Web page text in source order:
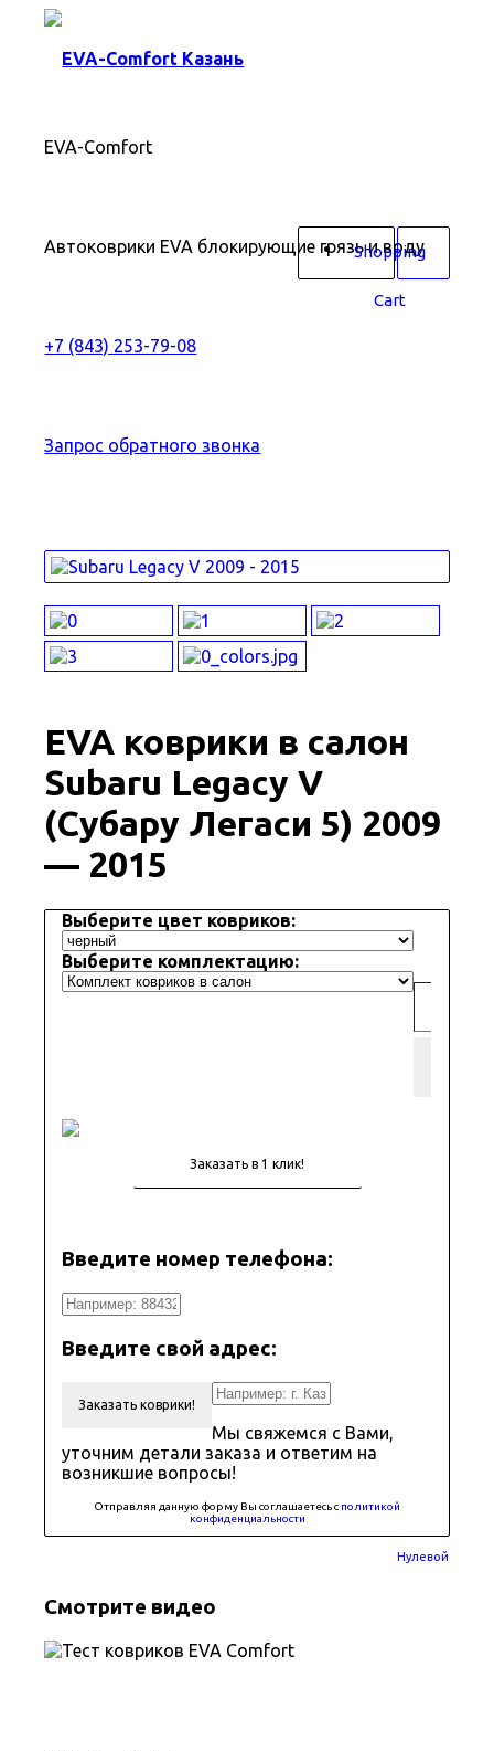
Shopping
Cart
EVA-Comfort
Автоковрики EVA блокирующие грязь и воду
+7 (843) 253-79-08
Запрос обратного звонка
EVA коврики в салон
Subaru Legacy V
(Субару Легаси 5) 2009
— 2015
Выберите цвет ковриков:
Выберите комплектацию:
Нулевой
Введите номер телефона:
Введите свой адрес:
Заказать коврики!
Мы свяжемся с Вами,
уточним детали заказа и ответим на
возникшие вопросы!
Отправляя данную форму Вы соглашаетесь с политикой
конфиденциальности
Смотрите видео